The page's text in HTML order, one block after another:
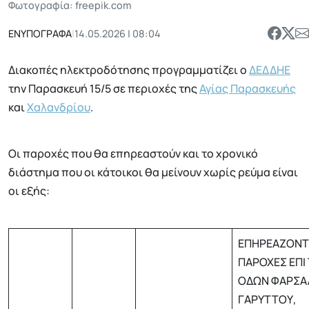
Φωτογραφία: freepik.com
ΕΝΥΠΟΓΡΑΦΑ|14.05.2026 | 08:04
Διακοπές ηλεκτροδότησης προγραμματίζει οΔΕΔΔΗΕ
την Παρασκευή 15/5 σε περιοχές τηςΑγίας Παρασκευής
καιΧαλανδρίου.
Οι παροχές που θα επηρεαστούν και το χρονικό
διάστημα που οι κάτοικοι θα μείνουν χωρίς ρεύμα είναι
οι εξής:
ΠΑΡΟΧΕΣ
ΟΔΩΝ
ΓΑΡΥΤΤΟΥ,